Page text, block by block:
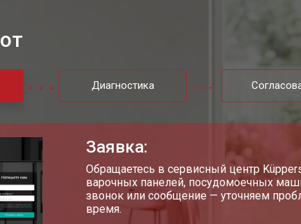
сушильной машины Kuppersbusch
Диагностика
Заявка:
Обращаетесь в сервисный центр
варочных панелей, посудомоечных
звонок или сообщение — уточняем
время.